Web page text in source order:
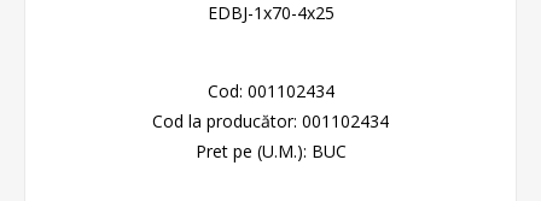
EDBJ-1x70-4x25
Cod: 001102434
Cod la producător: 001102434
Pret pe (U.M.): BUC